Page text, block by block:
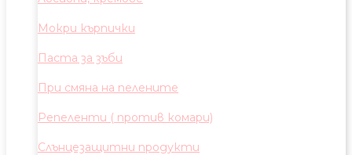
Мокри кърпички
Паста за зъби
При смяна на пелените
Репеленти ( против комари)
Слънцезащитни продукти